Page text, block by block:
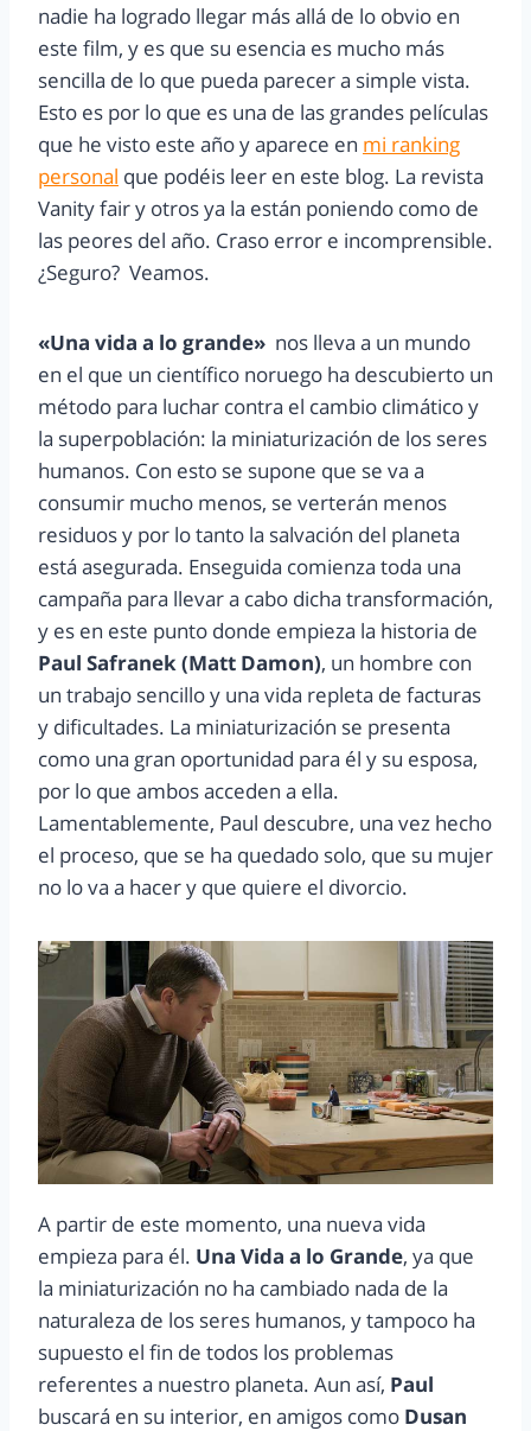
nadie ha logrado llegar más allá de lo obvio en
este film, y es que su esencia es mucho más
sencilla de lo que pueda parecer a simple vista.
Esto es por lo que es una de las grandes películas
que he visto este año y aparece en mi ranking
personal que podéis leer en este blog. La revista
Vanity fair y otros ya la están poniendo como de
las peores del año. Craso error e incomprensible.
¿Seguro? Veamos.
«Una vida a lo grande» nos lleva a un mundo
en el que un científico noruego ha descubierto un
método para luchar contra el cambio climático y
la superpoblación: la miniaturización de los seres
humanos. Con esto se supone que se va a
consumir mucho menos, se verterán menos
residuos y por lo tanto la salvación del planeta
está asegurada. Enseguida comienza toda una
campaña para llevar a cabo dicha transformación,
y es en este punto donde empieza la historia de
Paul Safranek (Matt Damon), un hombre con
un trabajo sencillo y una vida repleta de facturas
y dificultades. La miniaturización se presenta
como una gran oportunidad para él y su esposa,
por lo que ambos acceden a ella.
Lamentablemente, Paul descubre, una vez hecho
el proceso, que se ha quedado solo, que su mujer
no lo va a hacer y que quiere el divorcio.
A partir de este momento, una nueva vida
empieza para él. Una Vida a lo Grande, ya que
la miniaturización no ha cambiado nada de la
naturaleza de los seres humanos, y tampoco ha
supuesto el fin de todos los problemas
referentes a nuestro planeta. Aun así, Paul
buscará en su interior, en amigos como Dusan